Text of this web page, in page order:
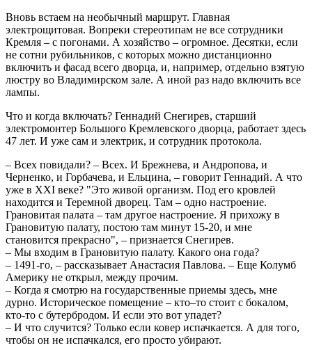
Вновь встаем на необычный маршрут. Главная
электрощитовая. Вопреки стереотипам не все сотрудники
Кремля – с погонами. А хозяйство – огромное. Десятки, если
не сотни рубильников, с которых можно дистанционно
включить и фасад всего дворца, и, например, отдельно взятую
люстру во Владимирском зале. А иной раз надо включить все
лампы.
Что и когда включать? Геннадий Снегирев, старший
электромонтер Большого Кремлевского дворца, работает здесь
47 лет. И уже сам и электрик, и сотрудник протокола.
– Всех повидали? – Всех. И Брежнева, и Андропова, и
Черненко, и Горбачева, и Ельцина, – говорит Геннадий. А что
уже в XXI веке? "Это живой организм. Под его кровлей
находится и Теремной дворец. Там – одно настроение.
Грановитая палата – там другое настроение. Я прихожу в
Грановитую палату, постою там минут 15-20, и мне
становится прекрасно", – признается Снегирев.
– Мы входим в Грановитую палату. Какого она года?
– 1491-го, – рассказывает Анастасия Павлова. – Еще Колумб
Америку не открыл, между прочим.
– Когда я смотрю на государственные приемы здесь, мне
дурно. Историческое помещение – кто–то стоит с бокалом,
кто-то с бутербродом. И если это вот упадет?
– И что случится? Только если ковер испачкается. А для того,
чтобы он не испачкался, его просто убирают.